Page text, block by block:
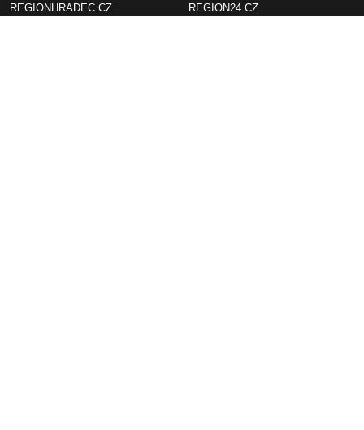
REGIONHRADEC.CZ REGION24.CZ